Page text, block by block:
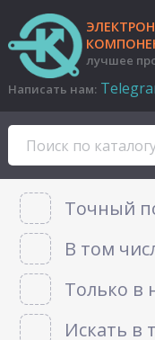
лучшее
Написать нам:
Точный
В том
Только в
Искать в